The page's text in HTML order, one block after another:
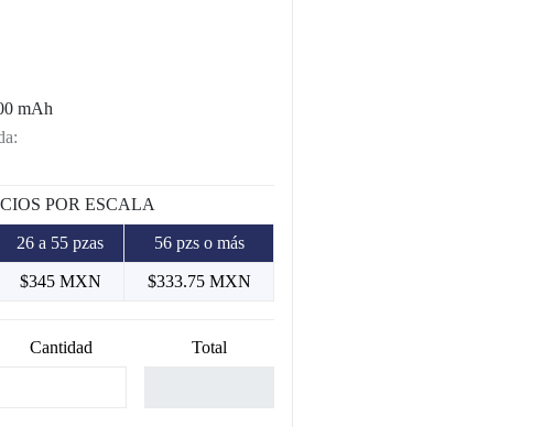
mAh
POR ESCALA
26 a 55 pzas 56 pzs o más
$345 MXN $333.75 MXN
Cantidad Total